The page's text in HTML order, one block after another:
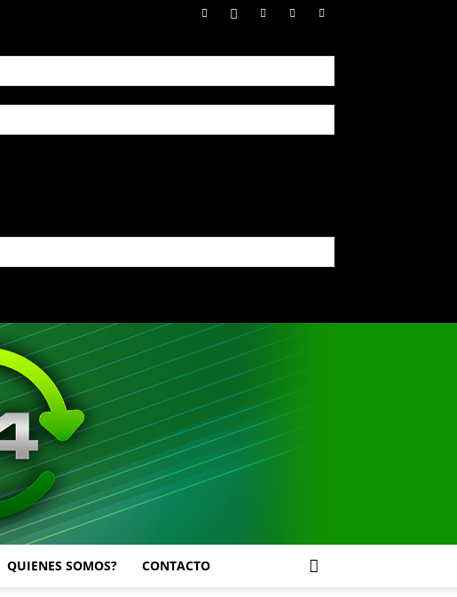
QUIENES SOMOS? CONTACTO